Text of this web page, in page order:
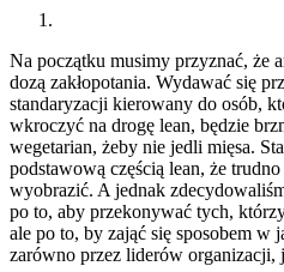
Na początku musimy przyznać, że
dozą zakłopotania. Wydawać się
standaryzacji kierowany do osób,
wkroczyć na drogę lean, będzie
wegetarian, żeby nie jedli mięsa.
podstawową częścią lean, że
wyobrazić. A jednak
po to, aby przekonywać tych,
ale po to, by zająć się sposobem w
zarówno przez liderów